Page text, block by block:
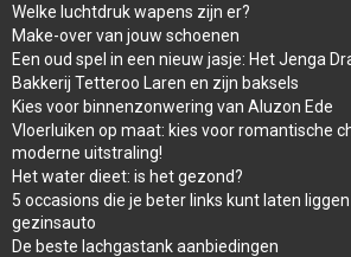
Welke luchtdruk wapens zijn er?
Make-over van jouw schoenen
Een oud spel in een nieuw jasje: Het Jenga
Bakkerij Tetteroo Laren en zijn baksels
Kies voor binnenzonwering van Aluzon Ede
Vloerluiken op maat: kies voor romantische
moderne uitstraling!
Het water dieet: is het gezond?
5 occasions die je beter links kunt laten
gezinsauto
De beste lachgastank aanbiedingen